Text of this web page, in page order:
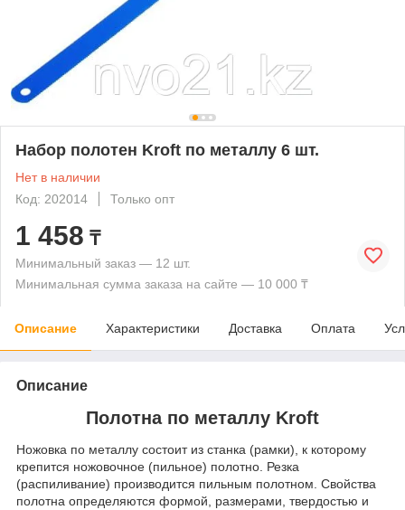
Набор полотен Kroft по металлу 6 шт.
Нет в наличии
Код: 202014
Только опт
1 458 ₸
Минимальный заказ — 12 шт.
Минимальная сумма заказа на сайте — 10 000 ₸
Описание Характеристики Доставка Оплата
Описание
Полотна по металлу Kroft
Ножовка по металлу состоит из станка (рамки), к которому
крепится ножовочное (пильное) полотно. Резка
(распиливание) производится пильным полотном. Свойства
полотна определяются формой, размерами, твердостью и